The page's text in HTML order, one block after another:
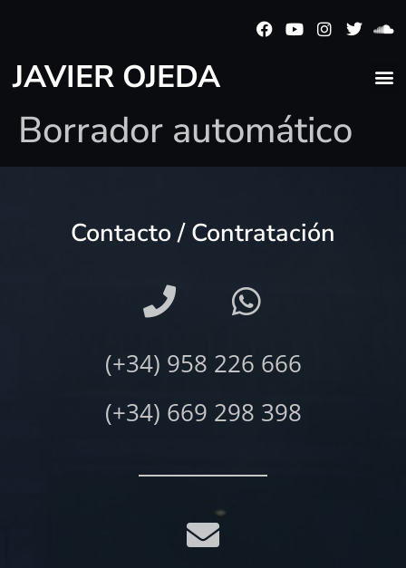
JAVIER OJEDA
Borrador automático
Contacto / Contratación
(+34) 958 226 666
(+34) 669 298 398